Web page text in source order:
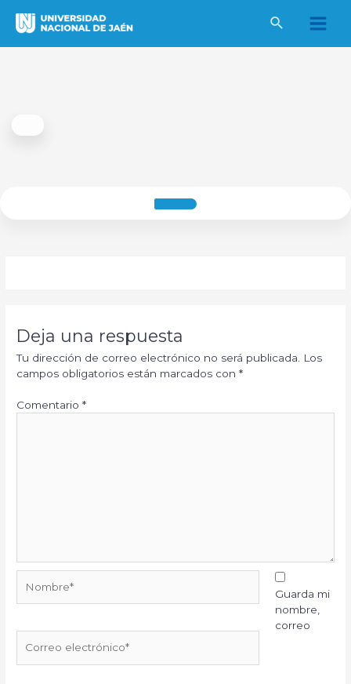
Main
Deja una respuesta
Tu dirección de correo electrónico no será publicada.
Los
campos obligatorios están marcados con*
Comentario*
electrónico*
Guarda mi
nombre,
correo